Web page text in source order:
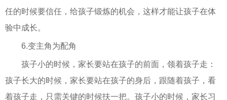
任的时候要信任，给孩子锻炼的机会，这样才能让孩子在体
验中成长。
6.变主角为配角
孩子小的时候，家长要站在孩子的前面，领着孩子走：
孩子长大的时候，家长要站在孩子的身后，跟随着孩子，看
着孩子走，只需关键的时候扶一把。孩子小的时候，家长习